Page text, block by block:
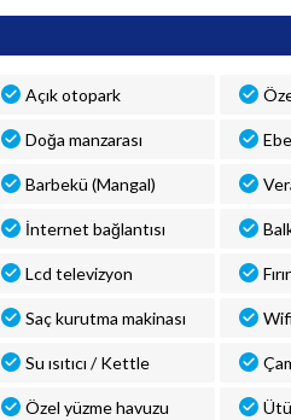
Açık otopark
Doğa manzarası
Barbekü (Mangal)
İnternet bağlantısı
Lcd televizyon
Saç kurutma makinası Wifi
Su ısıtıcı / Kettle
Özel yüzme havuzu